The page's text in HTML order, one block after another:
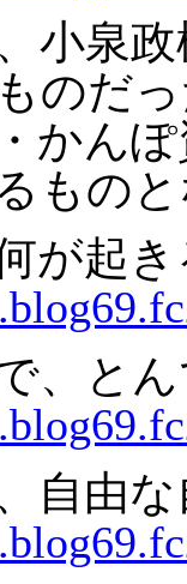
小泉政
のだ
かんぽ
もの
が起
、と
自由な